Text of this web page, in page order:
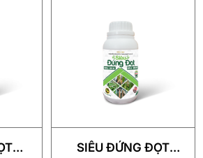
SIÊU ĐỨNG ĐỌT